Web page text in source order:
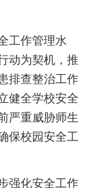
工作管理水
动为契机，推
排查整治工作
健全学校安全
严重威胁师生
保校园安全工
强化安全工作